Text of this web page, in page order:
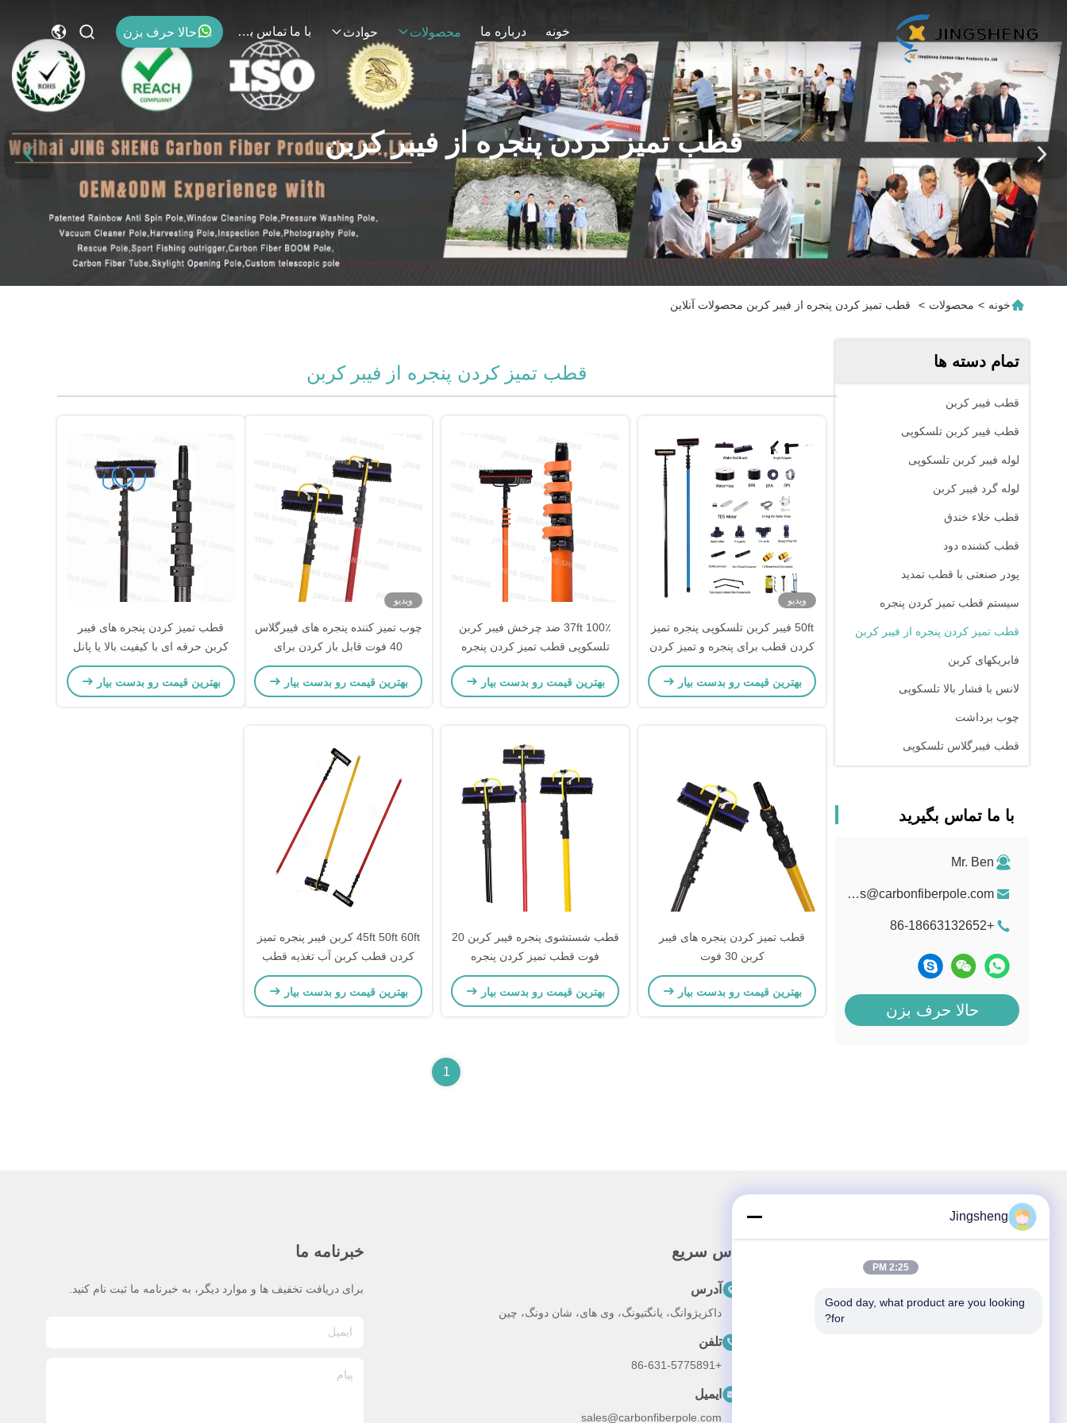
خونه درباره ما محصولات حوادث با ما تماس بگیرید حالا حرف بزن
قطب تمیز کردن پنجره از فیبر کربن
خونه > محصولات > قطب تمیز کردن پنجره از فیبر کربن محصولات آنلاین
تمام دسته ها
قطب فیبر کربن
قطب فیبر کربن تلسکوپی
لوله فیبر کربن تلسکوپی
لوله گرد فیبر کربن
قطب خلاء خندق
قطب کشنده دود
پودر صنعتی با قطب تمدید
سیستم قطب تمیز کردن پنجره
قطب تمیز کردن پنجره از فیبر کربن
فابریکهای کربن
لانس با فشار بالا تلسکوپی
چوب برداشت
قطب فیبرگلاس تلسکوپی
با ما تماس بگیرید
Mr. Ben
sales@carbonfiberpole.com
+86-18663132652
حالا حرف بزن
قطب تمیز کردن پنجره از فیبر کربن
ویدیو
50ft فیبر کربن تلسکوپی پنجره تمیز
کردن قطب برای پنجره و تمیز کردن
خورشیدی OEM در دسترس
بهترین قیمت رو بدست بیار
37ft 100٪ ضد چرخش فیبر کربن
تلسکوپی قطب تمیز کردن پنجره
طول کشویی برای تمیز کردن پنجره
های بلند، پنل های خورشیدی
بهترین قیمت رو بدست بیار
ویدیو
چوب تمیز کننده پنجره های فیبرگلاس
40 فوت قابل باز کردن برای
ساختمان های بلند
بهترین قیمت رو بدست بیار
قطب تمیز کردن پنجره های فیبر
کربن حرفه ای با کیفیت بالا یا پانل
های تمیز کننده خورشیدی برای
استفاده در فضای باز
بهترین قیمت رو بدست بیار
قطب تمیز کردن پنجره های فیبر
کربن 30 فوت
بهترین قیمت رو بدست بیار
قطب شستشوی پنجره فیبر کربن 20
فوت قطب تمیز کردن پنجره
تلسکوپی
بهترین قیمت رو بدست بیار
45ft 50ft 60ft کربن فیبر پنجره تمیز
کردن قطب کربن آب تغذیه قطب
برای مسکونی
بهترین قیمت رو بدست بیار
1
تماس سریع
آدرس
داکزیژوانگ، یانگتیونگ، وی های، شان دونگ، چین
تلفن
+86-631-5775891
ایمیل
sales@carbonfiberpole.com
خبرنامه ما
برای دریافت تخفیف ها و موارد دیگر، به خبرنامه ما ثبت نام کنید.
Jingsheng
2:25 PM
Good day, what product are you looking
for?